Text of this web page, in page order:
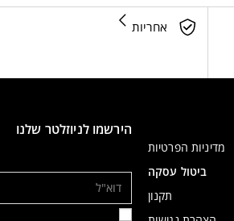
אחריות
מדיניות הפרטיות
ביטול עסקה
תקנון
הירשמו לניוזלטר שלנו